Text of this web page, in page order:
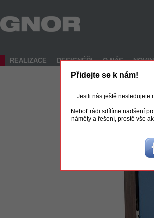
REALIZACE DESIGNÉŘI O NÁS
Přidejte se k nám!
Jestli nás ještě nesledujete
Neboť rádi sdílíme nadšení
náměty a řešení, prostě vše